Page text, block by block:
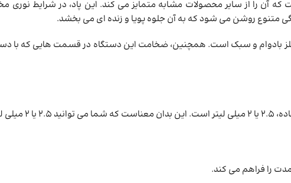
را از سایر محصولات مشابه متمایز می ‌کند. این پاد، در شرایط نوری
متنوع روشن می ‌شود که به آن جلوه پویا و زنده‌ ای می ‌بخشد.
ساخته شده که یک فلز بادوام و سبک است. همچنین، ضخامت این دستگاه در
کنید.
‌مدت را فراهم می ‌کند.